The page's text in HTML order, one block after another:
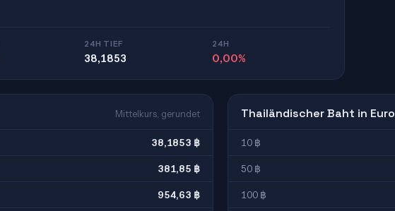
24H TIEF
38,1853
24H
0,00%
Mittelkurs, gerundet
38,1853 ฿
381,85 ฿
954,63 ฿
Thailändischer Baht in Euro
10 ฿
50 ฿
100 ฿